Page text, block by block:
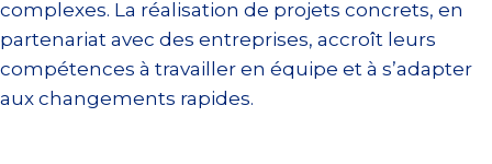
complexes. La réalisation de projets concrets, en
partenariat avec des entreprises, accroît leurs
compétences à travailler en équipe et à s’adapter
aux changements rapides.